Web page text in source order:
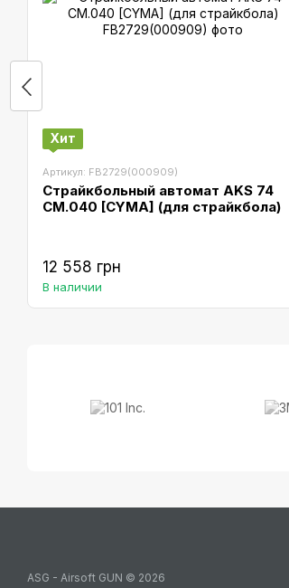
Хит
Артикул: FB2729(000909)
Страйкбольный автомат AKS 74
CM.040 [CYMA] (для страйкбола)
12 558 грн
В наличии
ASG - Airsoft GUN © 2026